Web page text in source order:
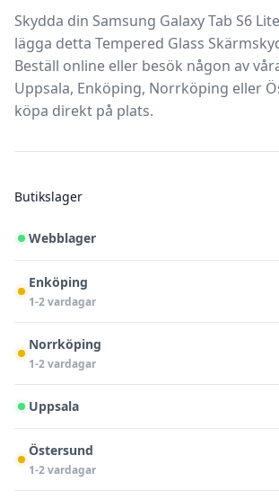
Skydda din Samsung Galaxy Tab S6
lägga detta Tempered Glass
Beställ online eller besök någon av
Uppsala, Enköping, Norrköping eller
köpa direkt på plats.
Butikslager
Webblager
Enköping
1-2 vardagar
Norrköping
1-2 vardagar
Uppsala
Östersund
1-2 vardagar